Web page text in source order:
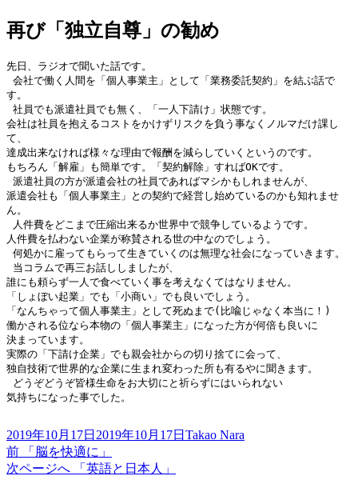
再び「独立自尊」の勧め
先日、ラジオで聞いた話です。
す。
社員でも派遣社員でも無く、「一人下請け」状態です。
会社は社員を抱えるコストをかけずリスクを負う事なくノルマだけ課し
て、
達成出来なければ様々な理由で報酬を減らしていくというのです。
もちろん「解雇」も簡単です。「契約解除」すればOKです。
派遣社員の方が派遣会社の社員であればマシかもしれませんが、
派遣会社も「個人事業主」との契約で経営し始めているのかも知れませ
ん。
人件費をどこまで圧縮出来るか世界中で競争しているようです。
人件費を払わない企業が称賛される世の中なのでしょう。
何処かに雇ってもらって生きていくのは無理な社会になっていきます。
当コラムで再三お話ししましたが、
誰にも頼らず一人で食べていく事を考えなくてはなりません。
「しょぼい起業」でも「小商い」でも良いでしょう。
「なんちゃって個人事業主」として死ぬまで(比喩じゃなく本当に！)
働かされる位なら本物の「個人事業主」になった方が何倍も良いに
決まっています。
実際の「下請け企業」でも親会社からの切り捨てに会って、
独自技術で世界的な企業に生まれ変わった所も有るやに聞きます。
どうぞどうぞ皆様生命をお大切にと祈らずにはいられない
気持ちになった事でした。
投
稿
日:
2019年10月17日 2019年10月17日 作
Takao Nara
投
前
前
の
「脳を快適に」
次ページへ
次
「英語と日本人」